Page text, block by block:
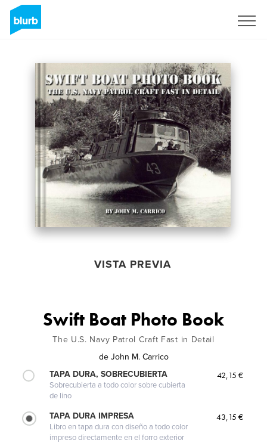
VISTA PREVIA
Swift Boat Photo Book
The U.S. Navy Patrol Craft Fast in Detail
de John M. Carrico
TAPA DURA, SOBRECUBIERTA
Sobrecubierta a todo color sobre cubierta
de lino
42,15 €
TAPA DURA IMPRESA
Libro en tapa dura con diseño a todo color
impreso directamente en el forro exterior
43,15 €